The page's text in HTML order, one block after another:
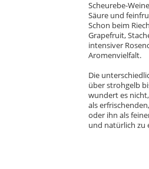
Scheurebe-
Säure und
Schon beim
Grapefruit,
intensiver
Aromenvielfalt.
Die
über strohgelb
wundert es
als
oder ihn als
und natürlich zu